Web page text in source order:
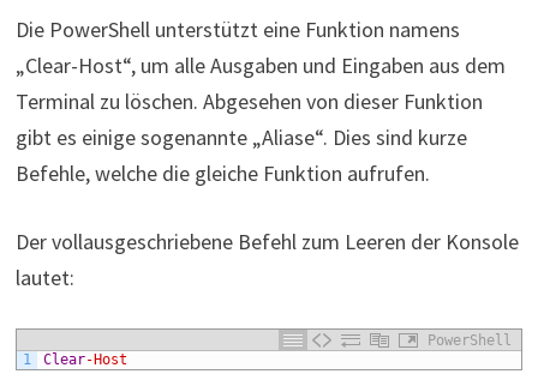
Die PowerShell unterstützt eine Funktion namens
„Clear-Host“, um alle Ausgaben und Eingaben aus dem
Terminal zu löschen. Abgesehen von dieser Funktion
gibt es einige sogenannte „Aliase“. Dies sind kurze
Befehle, welche die gleiche Funktion aufrufen.
Der vollausgeschriebene Befehl zum Leeren der Konsole
lautet:
PowerShell
1
Clear-Host